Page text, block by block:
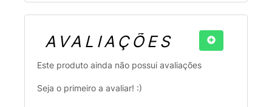
AVALIAÇÕES
Este produto ainda não possui avaliações
Seja o primeiro a avaliar! :)